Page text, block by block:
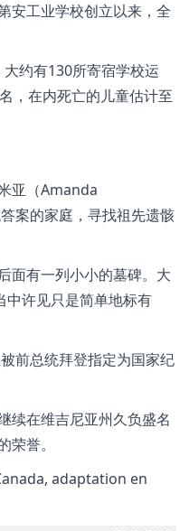
安工业学校创立以来，全
约有130所寄宿学校运
，在内死亡的儿童估计至
亚（Amanda
案的家庭，寻找祖先遗骸
面有一列小小的墓碑。大
中许见只是简单地标有
前总统拜登指定为国家纪
续在维吉尼亚州久负盛名
誉。
adaptation en